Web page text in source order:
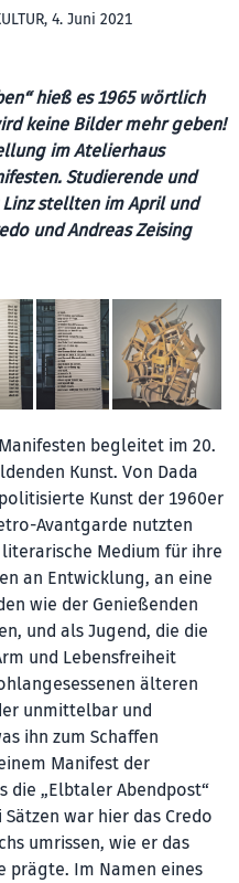
, 4. Juni 2021
hieß es 1965 wörtlich
keine Bilder mehr geben!
im Atelierhaus
Studierende und
stellten im April und
und Andreas Zeising
begleitet im 20.
Kunst. Von Dada
Kunst der 1960er
Avantgarde nutzten
Medium für ihre
an Entwicklung, an eine
wie der Genießenden
und als Jugend, die die
und Lebensfreiheit
älteren
unmittelbar und
ihn zum Schaffen
Manifest der
die „Elbtaler Abendpost“
war hier das Credo
umrissen, wie er das
prägte. Im Namen eines